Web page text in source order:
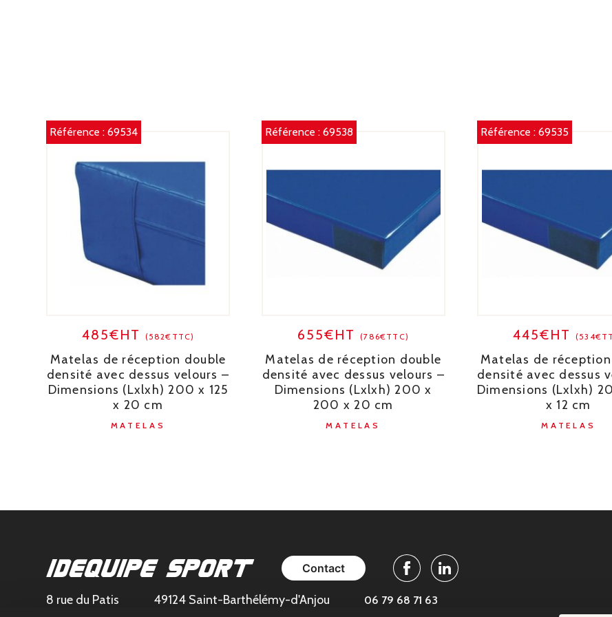
Référence :69534
485€HT (582€TTC)
Matelas de réception double
densité avec dessus velours –
Dimensions (Lxlxh) 200 x 125
x 20 cm
MATELAS
Référence : 69538
655€HT(786€TTC)
Matelas de réception double
densité avec dessus velours –
Dimensions (Lxlxh) 200 x
200 x 20 cm
MATELAS
Référence : 69535
445€HT
Matelas de
densité avec dessus
Dimensions (Lxlxh)
x 12 cm
MATELAS
Contact FacebookLinkedin
8 rue du Patis
49124 Saint-Barthélémy-d'Anjou 06 79 68 71 63